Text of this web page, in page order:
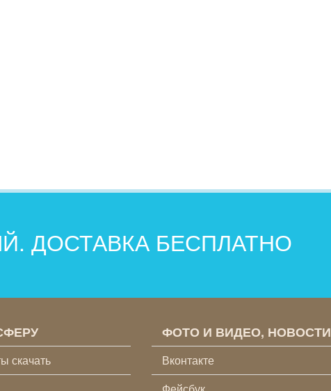
ДОСТАВКА БЕСПЛАТНО
скачать
ФОТО И ВИДЕО, НОВОСТИ
Вконтакте